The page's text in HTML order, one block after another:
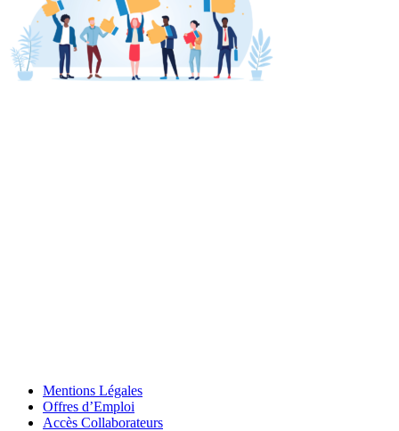
Mentions Légales
Offres d’Emploi
Accès Collaborateurs